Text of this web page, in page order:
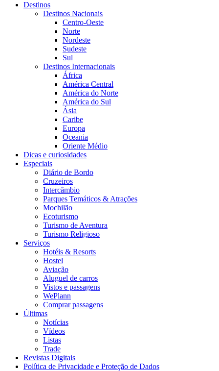
Destinos
Destinos Nacionais
Centro-Oeste
Norte
Nordeste
Sudeste
Sul
Destinos Internacionais
África
América Central
América do Norte
América do Sul
Ásia
Caribe
Europa
Oceania
Oriente Médio
Dicas e curiosidades
Especiais
Diário de Bordo
Cruzeiros
Intercâmbio
Parques Temáticos & Atrações
Mochilão
Ecoturismo
Turismo de Aventura
Turismo Religioso
Serviços
Hotéis & Resorts
Hostel
Aviação
Aluguel de carros
Vistos e passagens
WePlann
Comprar passagens
Últimas
Notícias
Vídeos
Listas
Trade
Revistas Digitais
Política de Privacidade e Proteção de Dados